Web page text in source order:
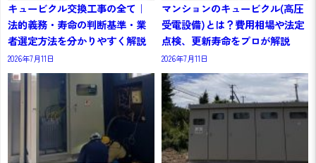
キュービクル交換工事の全て｜
法的義務・寿命の判断基準・業
者選定方法を分かりやすく解説
2026年7月11日
マンションのキュービクル(高圧
受電設備)とは？費用相場や法定
点検、更新寿命をプロが解説
2026年7月11日